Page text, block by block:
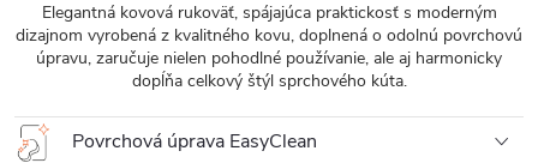
Elegantná kovová rukoväť, spájajúca praktickosť s moderným
dizajnom vyrobená z kvalitného kovu, doplnená o odolnú povrchovú
úpravu, zaručuje nielen pohodlné používanie, ale aj harmonicky
dopĺňa celkový štýl sprchového kúta.
Povrchová úprava EasyClean